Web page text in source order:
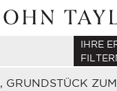
GRUNDSTÜCK
IHRE